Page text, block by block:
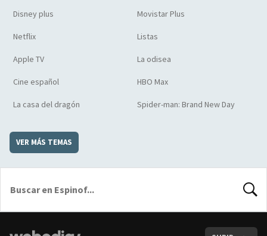
Disney plus Movistar Plus
Netflix Listas
Apple TV La odisea
Cine español HBO Max
La casa del dragón Spider-man: Brand New Day
VER MÁS TEMAS